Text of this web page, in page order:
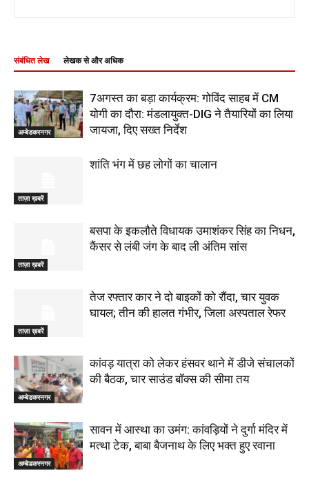
संबंधित लेख लेखक से और अधिक
अम्बेडकरनगर
7अगस्त का बड़ा कार्यक्रम: गोविंद साहब में CM
योगी का दौरा: मंडलायुक्त-DIG ने तैयारियों का लिया
जायजा, दिए सख्त निर्देश
ताज़ा ख़बरें
शांति भंग में छह लोगों का चालान
ताज़ा ख़बरें
बसपा के इकलौते विधायक उमाशंकर सिंह का निधन,
कैंसर से लंबी जंग के बाद ली अंतिम सांस
ताज़ा ख़बरें
तेज रफ्तार कार ने दो बाइकों को रौंदा, चार युवक
घायल; तीन की हालत गंभीर, जिला अस्पताल रेफर
अम्बेडकरनगर
कांवड़ यात्रा को लेकर हंसवर थाने में डीजे संचालकों
की बैठक, चार साउंड बॉक्स की सीमा तय
अम्बेडकरनगर
सावन में आस्था का उमंग: कांवड़ियों ने दुर्गा मंदिर में
मत्था टेक, बाबा बैजनाथ के लिए भक्त हुए रवाना